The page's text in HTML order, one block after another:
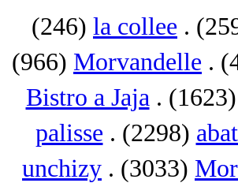
(246) la collee .
(966) Morvandelle .
Bistro a Jaja. (1623)
palisse . (2298)
unchizy . (3033)